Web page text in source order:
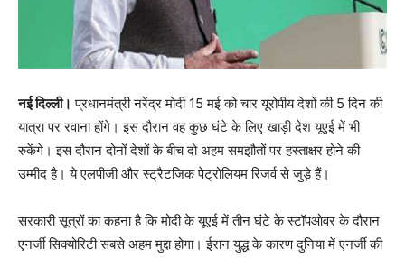
नई दिल्ली। प्रधानमंत्री नरेंद्र मोदी 15 मई को चार यूरोपीय देशों की 5 दिन की
यात्रा पर रवाना होंगे। इस दौरान वह कुछ घंटे के लिए खाड़ी देश यूएई में भी
रुकेंगे। इस दौरान दोनों देशों के बीच दो अहम समझौतों पर हस्ताक्षर होने की
उम्मीद है। ये एलपीजी और स्ट्रैटजिक पेट्रोलियम रिजर्व से जुड़े हैं।
सरकारी सूत्रों का कहना है कि मोदी के यूएई में तीन घंटे के स्टॉपओवर के दौरान
एनर्जी सिक्योरिटी सबसे अहम मुद्दा होगा। ईरान युद्ध के कारण दुनिया में एनर्जी की